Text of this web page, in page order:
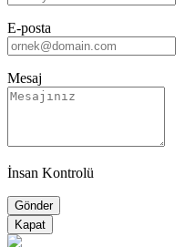
E-posta
Mesaj
İnsan Kontrolü
Kapat